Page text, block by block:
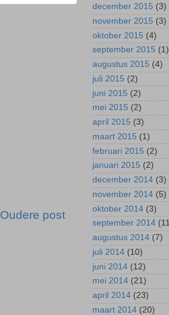
Oudere post
december 2015 (3)
november 2015 (3)
oktober 2015 (4)
september 2015 (1)
augustus 2015 (4)
juli 2015 (2)
juni 2015 (2)
mei 2015 (2)
april 2015 (3)
maart 2015 (1)
februari 2015 (2)
januari 2015 (2)
december 2014 (3)
november 2014 (5)
oktober 2014 (3)
september 2014
augustus 2014 (7)
juli 2014 (10)
juni 2014 (12)
mei 2014 (21)
april 2014 (23)
maart 2014 (20)